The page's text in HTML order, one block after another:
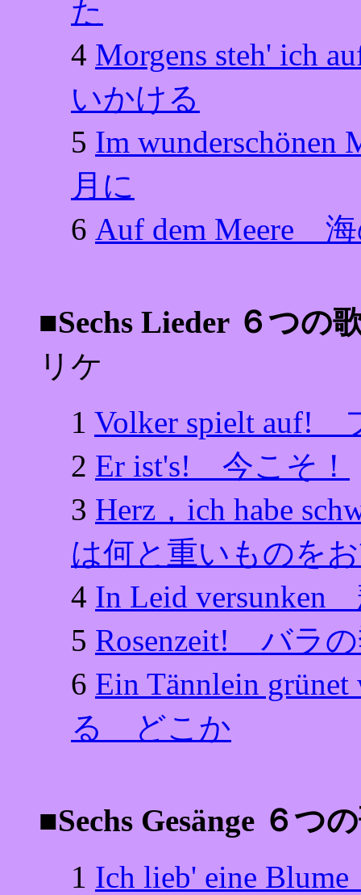
た
4 Morgens steh' ich
いかける
5 Im
月に
6 Auf dem Meere
■Sechs Lieder ６つ
リケ
1 Volker spielt auf!
2 Er ist's! 今こそ！
3 Herz，ich habe
は何と重いものを
4 In Leid versunken
5 Rosenzeit! バラ
6 Ein Tännlein
る どこか
■Sechs Gesänge ６つ
1 Ich lieb' eine